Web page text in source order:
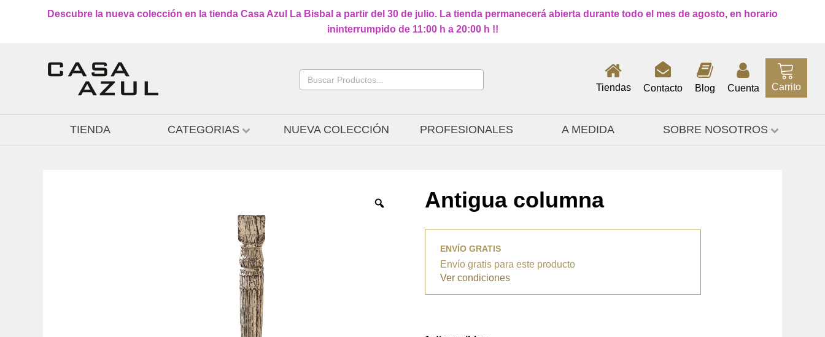
Descubre la nueva colección en la tienda Casa Azul La Bisbal a partir del 30 de julio. La tienda permanecerá abierta durante todo el mes de agosto, en horario
ininterrumpido de 11:00 h a 20:00 h !!
Buscar:
Tiendas Contacto Blog Cuenta Carrito
TIENDA CATEGORIAS NUEVA COLECCIÓN PROFESIONALES A MEDIDA SOBRE NOSOTROS
Antigua columna
ENVÍO GRATIS
Envío gratis para este producto
Ver condiciones